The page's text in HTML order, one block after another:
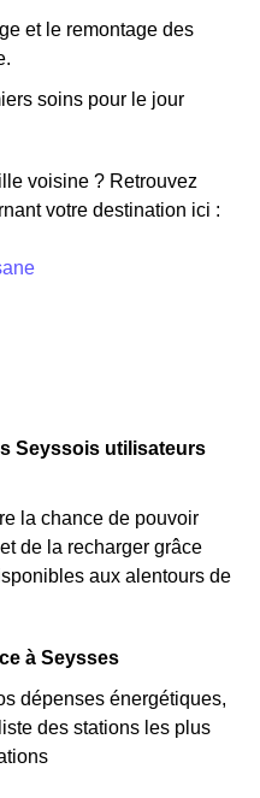
et le remontage des
soins pour le jour
voisine ? Retrouvez
votre destination ici :
Seyssois utilisateurs
la chance de pouvoir
de la recharger grâce
aux alentours de
à Seysses
dépenses énergétiques,
des stations les plus